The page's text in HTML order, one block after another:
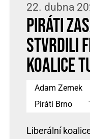
22. dubna
Piráti
stvrdili
koalice
Adam Zemek
Piráti Brno
Liberální